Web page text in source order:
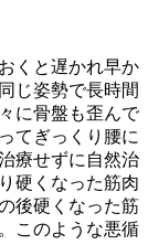
くと遅かれ早か
じ姿勢で長時間
に骨盤も歪んで
てぎっくり腰に
療せずに自然治
硬くなった筋肉
後硬くなった筋
このような悪循